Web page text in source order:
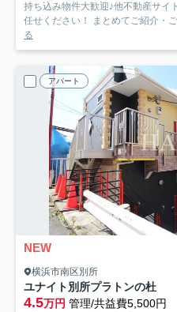
持ち込み物件大歓迎♪他不動産サイ
任せください！ まとめてご紹介・
る
アパート
NEW
横浜市南区別所
ユナイト別所プラトンの杜
4.5万円 管理/共益費5,500円